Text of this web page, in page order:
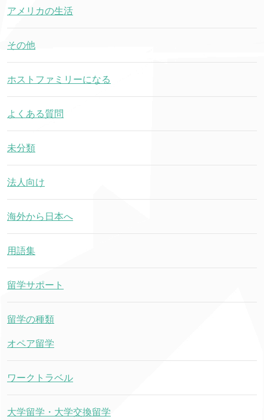
アメリカの生活
その他
ホストファミリーになる
よくある質問
未分類
法人向け
海外から日本へ
用語集
留学サポート
留学の種類
オペア留学
ワークトラベル
大学留学・大学交換留学